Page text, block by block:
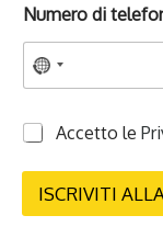
Numero di
P
i
a
Accetto le
ISCRIVITI